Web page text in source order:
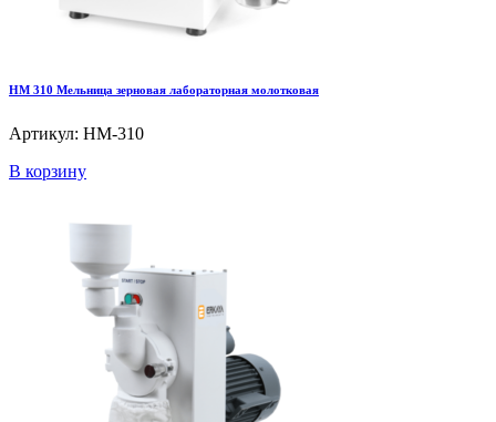
HM 310 Мельница зерновая лабораторная молотковая
Артикул: HM-310
В корзину